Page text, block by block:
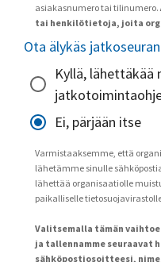
asiakasnumero tai tilinumero.
tai henkilötietoja, joita
Ota älykäs
Kyllä, lähettäkää
Ei, pärjään itse
Varmistaaksemme, että
lähetämme sinulle
lähettää organisaatiolle
paikalliselle
Valitsemalla tämän
ja tallennamme seuraavat
sähköpostiosoitteesi,